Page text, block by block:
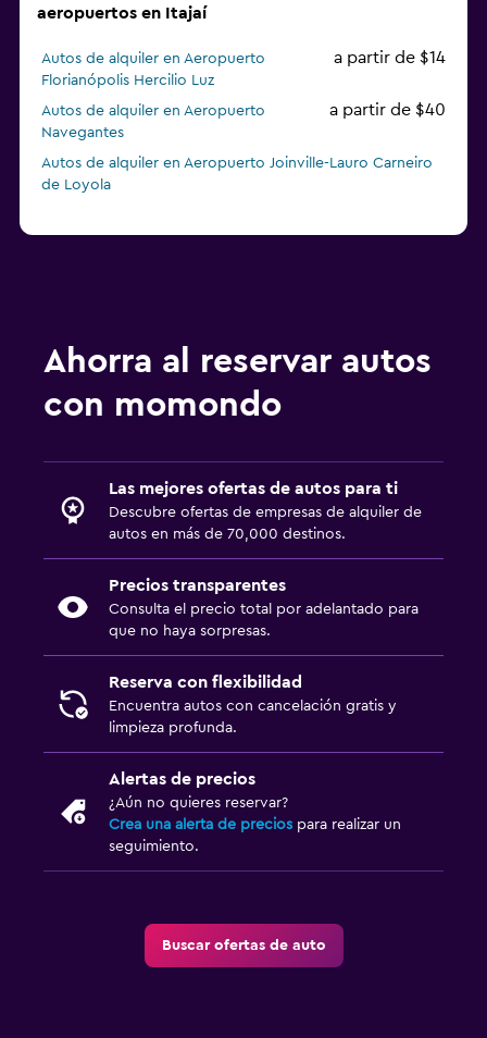
aeropuertos en Itajaí
Autos de alquiler en Aeropuerto
Florianópolis Hercilio Luz
a partir de $14
Autos de alquiler en Aeropuerto
Navegantes
a partir de $40
Autos de alquiler en Aeropuerto Joinville-Lauro Carneiro
de Loyola
Ahorra al reservar autos
con momondo
Las mejores ofertas de autos para ti
Descubre ofertas de empresas de alquiler de
autos en más de 70,000 destinos.
Precios transparentes
Consulta el precio total por adelantado para
que no haya sorpresas.
Reserva con flexibilidad
Encuentra autos con cancelación gratis y
limpieza profunda.
Alertas de precios
¿Aún no quieres reservar?
Crea una alerta de precios para realizar un
seguimiento.
Buscar ofertas de auto